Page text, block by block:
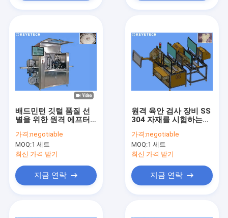
배드민턴 깃털 품질 선
별을 위한 원격 에프터
사 시스템
가격:negotiable
MOQ:1 세트
최신 가격 받기
지금 연락
원격 육안 검사 장비 SS
304 자재를 시험하는
가격:negotiable
MOQ:1 세트
최신 가격 받기
지금 연락